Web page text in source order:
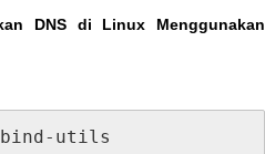
DNS di Linux
Menggunakan
bind- utils